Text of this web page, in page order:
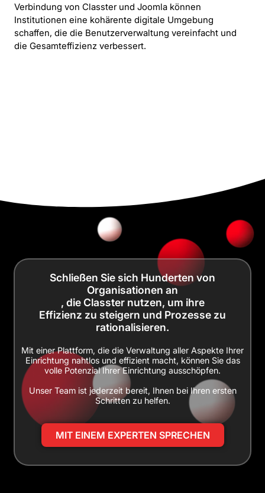
Verbindung von Classter und Joomla können
Institutionen eine kohärente digitale Umgebung
schaffen, die die Benutzerverwaltung vereinfacht und
die Gesamteffizienz verbessert.
Schließen Sie sich Hunderten von
Organisationen an
, die Classter nutzen, um ihre
Effizienz zu steigern und Prozesse zu
rationalisieren.
Mit einer Plattform, die die Verwaltung aller Aspekte Ihrer
Einrichtung nahtlos und effizient macht, können Sie das
volle Potenzial Ihrer Einrichtung ausschöpfen.
Unser Team ist jederzeit bereit, Ihnen bei Ihren ersten
Schritten zu helfen.
MIT EINEM EXPERTEN SPRECHEN